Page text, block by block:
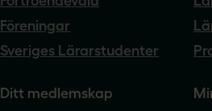
Föreningar
Sveriges Lärarstudenter
Ditt medlemskap